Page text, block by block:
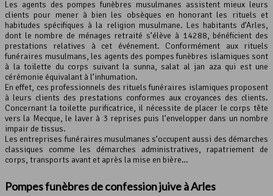
Les agents des pompes funèbres musulmanes assistent mieux leurs
clients pour mener à bien les obsèques en honorant les rituels et
habitudes spécifiques à la religion musulmane. Les habitants d’Arles,
dont le nombre de ménages retraité s’élève à 14288, bénéficient des
prestations relatives à cet événement. Conformément aux rituels
funéraires musulmans, les agents des pompes funèbres islamiques sont
à la toilette du corps suivant la sunna, salat al jan aza qui est une
cérémonie équivalant à l’inhumation.
En effet, ces professionnels des rituels funéraires islamiques proposent
à leurs clients des prestations conformes aux croyances des clients.
Concernant la toilette purificatrice, il nécessite de placer le corps tête
vers la Mecque, le laver à 3 reprises puis l’envelopper dans un nombre
impair de tissus.
Les entreprises funéraires musulmanes s’occupent aussi des démarches
classiques comme les démarches administratives, rapatriement de
corps, transports avant et après la mise en bière…
Pompes funèbres de confession juive à Arles